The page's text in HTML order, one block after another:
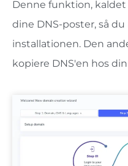
Denne funktion,
dine DNS-poster, så
installationen. Den
kopiere DNS'en hos